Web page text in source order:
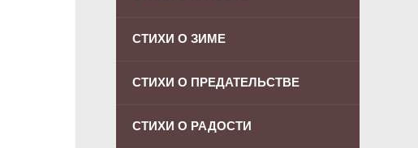
СТИХИ О ЗИМЕ
СТИХИ О ПРЕДАТЕЛЬСТВЕ
СТИХИ О РАДОСТИ